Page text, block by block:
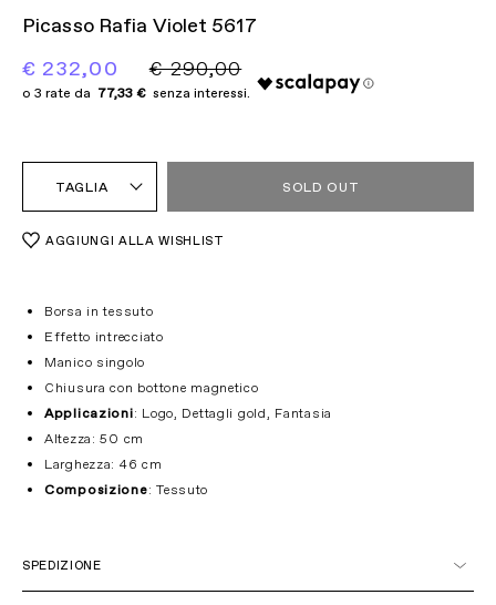
Picasso Rafia Violet 5617
€ 232,00
€ 290,00
77,33 €
TAGLIA SOLD OUT
AGGIUNGI ALLA WISHLIST
Borsa in tessuto
Effetto intrecciato
Manico singolo
Chiusura con bottone magnetico
Applicazioni: Logo, Dettagli gold, Fantasia
Altezza: 50 cm
Larghezza: 46 cm
Composizione: Tessuto
SPEDIZIONE